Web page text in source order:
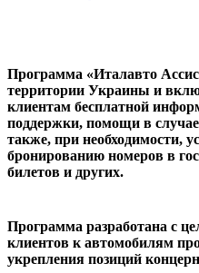
Программа «Италавто
территории Украины и
клиентам бесплатной
поддержки, помощи в
также, при необходимости,
бронированию номеров в
билетов и других.
Программа разработана с
клиентов к автомобилям
укрепления позиций